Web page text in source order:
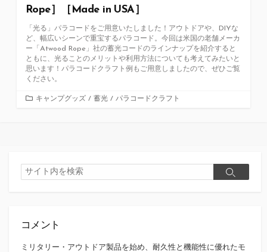
Rope］［Made in USA］
「光る」パラコードをご用意いたしました！アウトドアや、DIYな
ど、幅広いシーンで重宝するパラコード。今回は米国の老舗メーカ
ー「Atwood Rope」社の蓄光コードのラインナップを紹介すると
ともに、光ることのメリットや利用方法についても考えてみたいと
思います！パラコードクラフト例もご用意しましたので、ぜひご覧
ください。
カ
キャンプグッズ / 蓄光 / パラコードクラフト
検
索
検
コメント
ミリタリー・アウトドア製品を始め、耐久性と機能性に優れたモ